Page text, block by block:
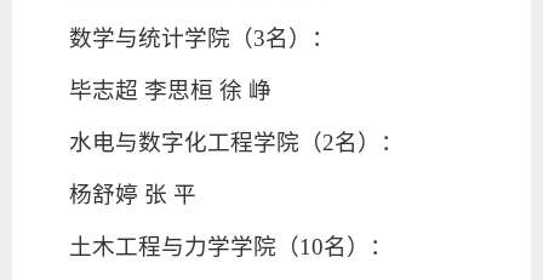
数学与统计学院（3名）：
毕志超 李思桓 徐 峥
水电与数字化工程学院（2名）：
杨舒婷 张 平
土木工程与力学学院（10名）：